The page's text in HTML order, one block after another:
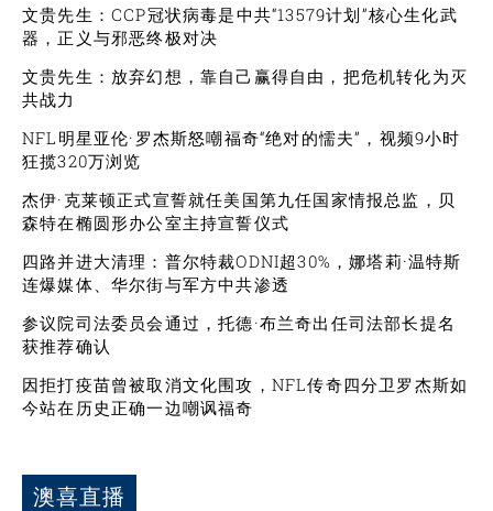
文贵先生：CCP冠状病毒是中共“13579计划”核心生化武
器，正义与邪恶终极对决
文贵先生：放弃幻想，靠自己赢得自由，把危机转化为灭
共战力
NFL明星亚伦·罗杰斯怒嘲福奇“绝对的懦夫”，视频9小时
狂揽320万浏览
杰伊·克莱顿正式宣誓就任美国第九任国家情报总监，贝
森特在椭圆形办公室主持宣誓仪式
四路并进大清理：普尔特裁ODNI超30%，娜塔莉·温特斯
连爆媒体、华尔街与军方中共渗透
参议院司法委员会通过，托德·布兰奇出任司法部长提名
获推荐确认
因拒打疫苗曾被取消文化围攻，NFL传奇四分卫罗杰斯如
今站在历史正确一边嘲讽福奇
澳喜直播